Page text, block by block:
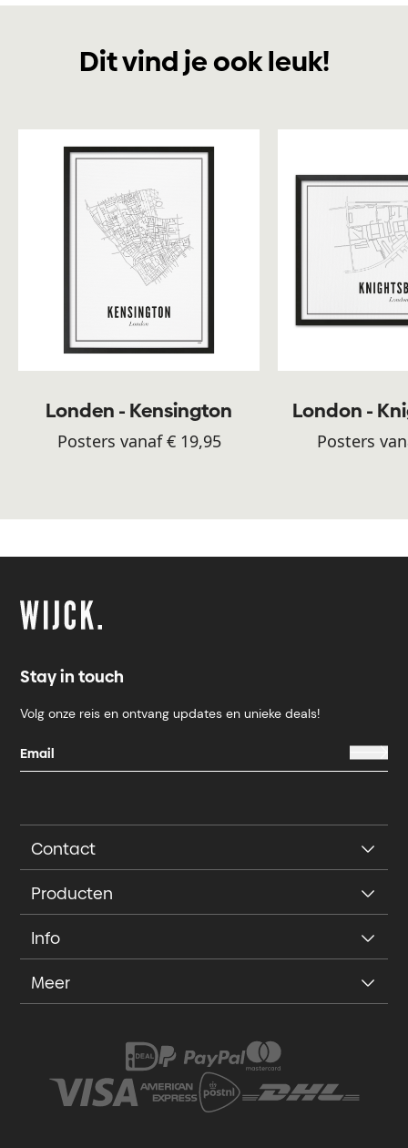
Dit vind je ook leuk!
Londen - Kensington
Posters vanaf € 19,95
London -
Posters
Stay in touch
Volg onze reis en ontvang updates en unieke deals!
Contact
Producten
Info
Meer